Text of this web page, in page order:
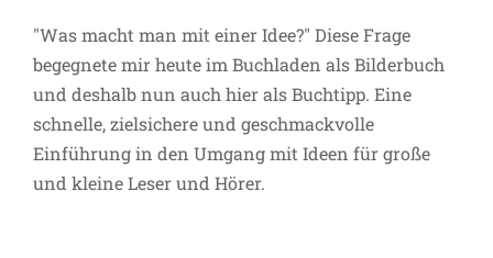
"Was macht man mit einer Idee?" Diese Frage
begegnete mir heute im Buchladen als Bilderbuch
und deshalb nun auch hier als Buchtipp. Eine
schnelle, zielsichere und geschmackvolle
Einführung in den Umgang mit Ideen für große
und kleine Leser und Hörer.